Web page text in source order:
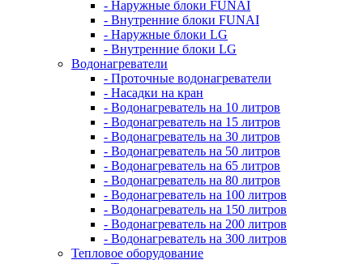
- Hаружные блоки FUNAI
- Внутренние блоки FUNAI
- Наружные блоки LG
- Внутренние блоки LG
Водонагреватели
- Проточные водонагреватели
- Наcадки на кран
- Водонагреватель на 10 литров
- Водонагреватель на 15 литров
- Водонагреватель на 30 литров
- Водонагреватель на 50 литров
- Водонагреватель на 65 литров
- Водонагреватель на 80 литров
- Водонагреватель на 100 литров
- Водонагреватель на 150 литров
- Водонагреватель на 200 литров
- Водонагреватель на 300 литров
Тепловое оборудование